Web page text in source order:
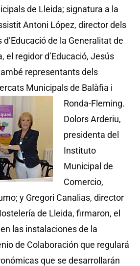
de Lleida; signatura a la
Antoni López, director dels
de la Generalitat de
el regidor d’Educació, Jesús
representants dels
Municipals de Balàfia i
Ronda-Fleming.
Dolors Arderiu,
presidenta del
Instituto
Municipal de
Comercio,
y Gregori Canalias, director
de Lleida, firmaron, el
las instalaciones de la
de Colaboración que regulará
que se desarrollarán